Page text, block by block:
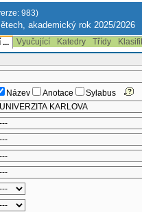
983)
akademický rok 2025/2026
... Vyučující Katedry Třídy
Název Anotace
Sylabus